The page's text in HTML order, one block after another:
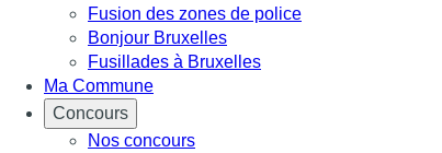
Fusion des zones de police
Bonjour Bruxelles
Fusillades à Bruxelles
Ma Commune
Concours
Nos concours